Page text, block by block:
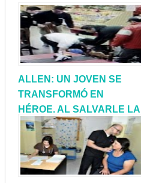
ALLEN: UN JOVEN SE
TRANSFORMÓ EN
HÉROE. AL SALVARLE LA
VIDA A UN CAMIONERO